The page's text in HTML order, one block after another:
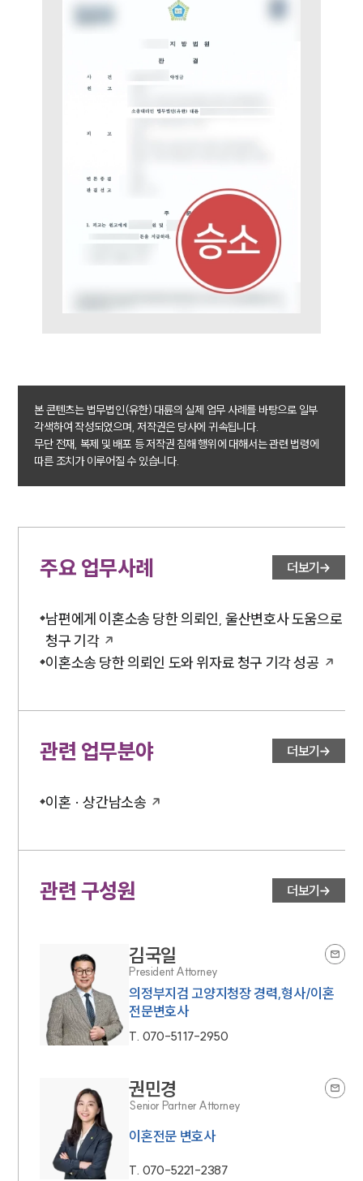
부소개
부소개
오시는 길
업무사례
이혼 주요 업무사례
사례분석/최신동향
이혼 법률정보
업무분야
업무
전체
이혼 양육비계산기
상간자위자료계산기
이혼전문변호사
소식/자료
공지사항
법률 블로그
뉴스레터/브로슈어
대륜법률상담예약
본 콘텐츠는 법무법인(유한) 대륜의 실제 업무 사례를 바탕으로 일부
각색하여 작성되었으며, 저작권은 당사에 귀속됩니다.
무단 전재, 복제 및 배포 등 저작권 침해 행위에 대해서는 관련 법령에
따른 조치가 이루어질 수 있습니다.
주요 업무사례 더보기
남편에게 이혼소송 당한 의뢰인, 울산변호사 도움으로
청구 기각
이혼소송 당한 의뢰인 도와 위자료 청구 기각 성공
관련 업무분야 더보기
이혼 · 상간남소송
관련 구성원 더보기
김국일
President Attorney
의정부지검 고양지청장 경력,형사/이혼
전문변호사
T. 070-5117-2950
권민경
Senior Partner Attorney
이혼전문 변호사
T. 070-5221-2387